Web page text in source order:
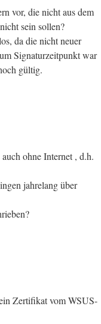
vor, die nicht aus dem
sein sollen?
da die nicht neuer
Signaturzeitpunkt war
gültig.
ohne Internet , d.h.
jahrelang über
Zertifikat vom WSUS-